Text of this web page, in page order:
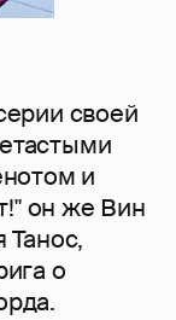
своей
и
он же Вин
Танос,
о